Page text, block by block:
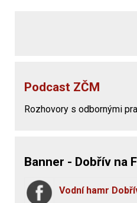
Podcast ZČM
Rozhovory s odbornými
Banner - Dobřív na
Vodní hamr